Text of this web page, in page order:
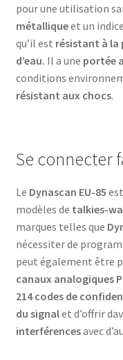
pour une utilisation
métalliqueet un
qu’il est résistant à la
d’eau. Il a une portée
conditions
résistant aux chocs.
Se connecter
Le Dynascan EU-85
modèles de talkies-
marques telles que
nécessiter de
peut également être
canaux analogiques
214 codes de
du signalet d’offrir
interférencesavec